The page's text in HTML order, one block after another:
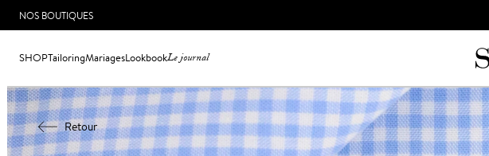
NOS BOUTIQUES
SHOPTailoringMariagesLookbookLe journal
Retour